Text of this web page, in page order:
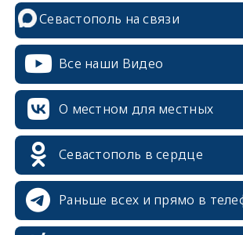
Севастополь на связи
Все наши Видео
О местном для местных
Севастополь в сердце
Раньше всех и прямо в